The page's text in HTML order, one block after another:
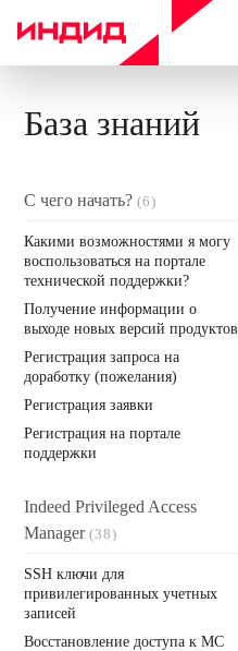
База знаний
С чего начать? (6)
Какими возможностями я могу
воспользоваться на портале
технической поддержки?
Получение информации о
выходе новых версий продуктов
Регистрация запроса на
доработку (пожелания)
Регистрация заявки
Регистрация на портале
поддержки
Indeed Privileged Access
Manager (38)
SSH ключи для
привилегированных учетных
записей
Восстановление доступа к MC